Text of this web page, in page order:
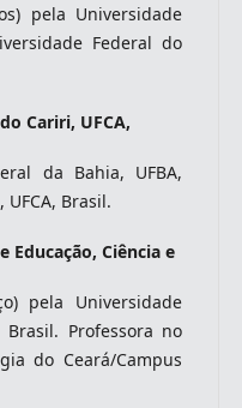
pela Universidade
Federal do
Cariri, UFCA,
da Bahia, UFBA,
Brasil.
Ciência e
pela Universidade
Brasil. Professora no
do Ceará/Campus